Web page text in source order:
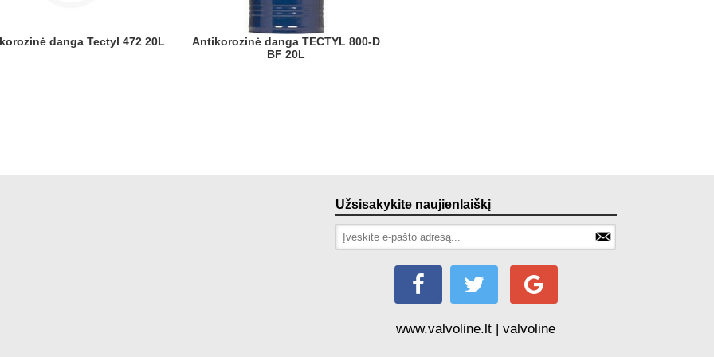
danga Tectyl 472 20L
Antikorozinė danga TECTYL 800-D
BF 20L
Užsisakykite naujienlaiškį
www.valvoline.lt | valvoline